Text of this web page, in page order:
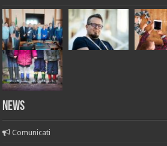
NEWS
Comunicati